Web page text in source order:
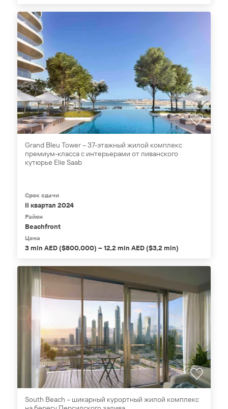
Grand Bleu Tower – 37-этажный жилой комплекс
премиум-класса с интерьерами от ливанского
кутюрье Elie Saab
Срок сдачи
II квартал 2024
Район
Beachfront
Цена
3 mln AED ($800,000) – 12,2 mln AED ($3,2 mln)
South Beach – шикарный курортный жилой комплекс